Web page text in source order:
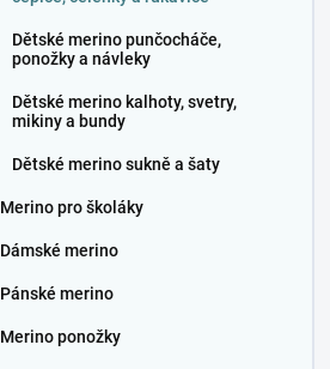
Dětské merino punčocháče,
ponožky a návleky
Dětské merino kalhoty, svetry,
mikiny a bundy
Dětské merino sukně a šaty
Merino pro školáky
Dámské merino
Pánské merino
Merino ponožky